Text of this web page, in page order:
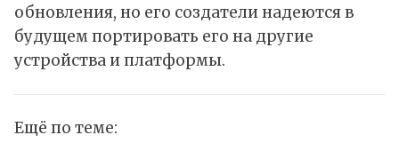
обновления, но его создатели надеются в
будущем портировать его на другие
устройства и платформы.
Ещё по теме: